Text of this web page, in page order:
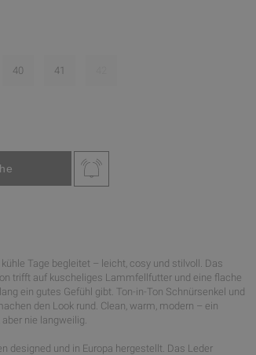
40 41
Tage begleitet – leicht, cosy und stilvoll. Das
trifft auf kuscheliges Lammfellfutter und eine flache
ein gutes Gefühl gibt. Ton-in-Ton Schnürsenkel und
den Look rund. Clean, warm, modern – ein
nie langweilig.
designed und in Europa hergestellt. Das Leder